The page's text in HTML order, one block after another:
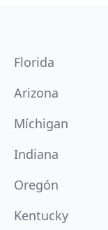
Florida
Arizona
Míchigan
Indiana
Oregón
Kentucky